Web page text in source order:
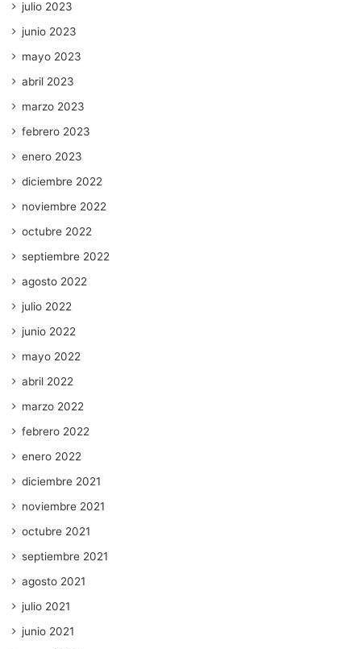
julio 2023
junio 2023
mayo 2023
abril 2023
marzo 2023
febrero 2023
enero 2023
diciembre 2022
noviembre 2022
octubre 2022
septiembre 2022
agosto 2022
julio 2022
junio 2022
mayo 2022
abril 2022
marzo 2022
febrero 2022
enero 2022
diciembre 2021
noviembre 2021
octubre 2021
septiembre 2021
agosto 2021
julio 2021
junio 2021